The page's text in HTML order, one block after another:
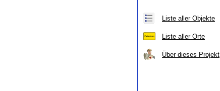
Liste aller Objekte
Liste aller Orte
Über dieses Projekt